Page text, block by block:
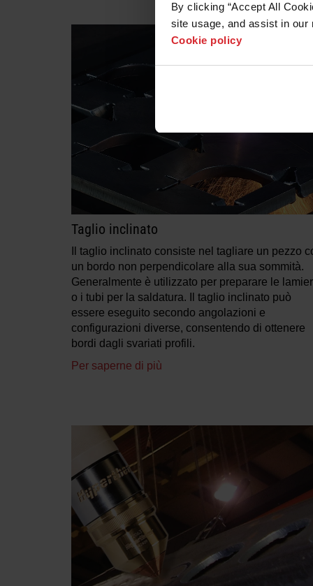
By clicking “Accept All
site usage, and assist in our
Cookie policy
Taglio inclinato
Il taglio inclinato consiste nel tagliare un pezzo
un bordo non perpendicolare alla sua sommità.
Generalmente è utilizzato per preparare le
o i tubi per la saldatura. Il taglio inclinato può
essere eseguito secondo angolazioni e
configurazioni diverse, consentendo di ottenere
bordi dagli svariati profili.
Per saperne di più